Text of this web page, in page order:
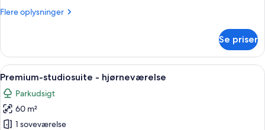
Flere oplysninger
Flere
værelse
1
dobbeltseng
Se priser
Indlæs
alle
billeder
af
Premium-
Et bord med en lampe, isspande og
8
Premium-studiosuite - hjørneværelse
Parkudsigt
60 m²
1 soveværelse